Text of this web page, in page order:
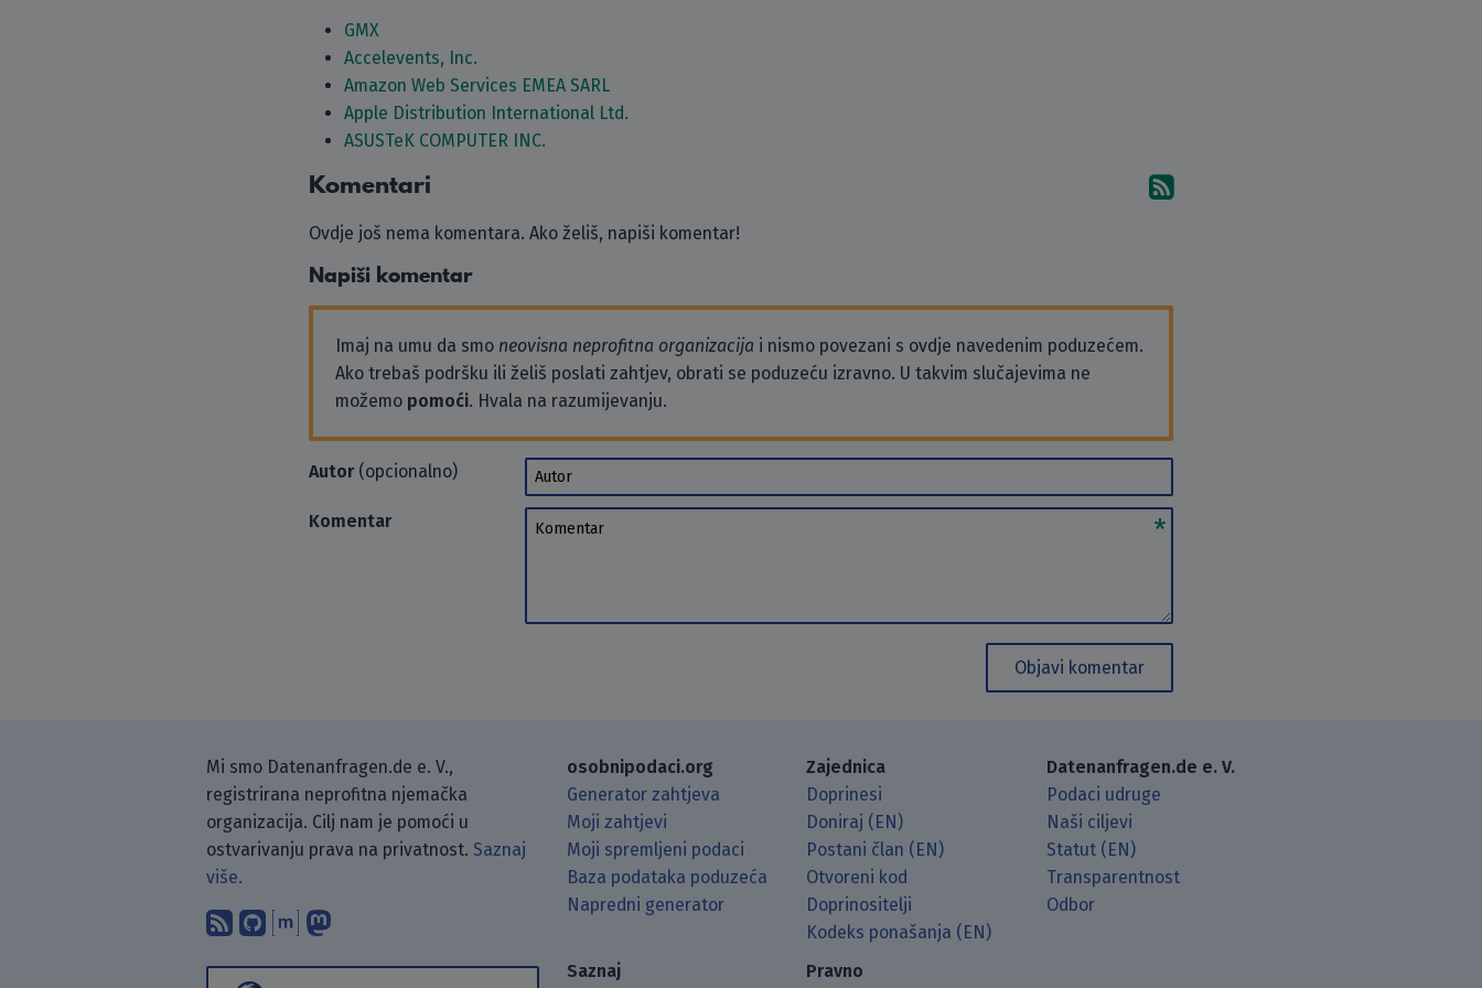
GMX
Accelevents, Inc.
Amazon Web Services EMEA SARL
Apple Distribution International Ltd.
ASUSTeK COMPUTER INC.
Komentari Pretplati se na komentare
Ovdje još nema komentara. Ako želiš, napiši komentar!
Napiši komentar
Imaj na umu da smo neovisna neprofitna organizacija i nismo povezani s ovdje navedenim poduzećem.
Ako trebaš podršku ili želiš poslati zahtjev, obrati se poduzeću izravno. U takvim slučajevima ne
možemo pomoći. Hvala na razumijevanju.
Autor(opcionalno) Autor
Komentar Komentar
Objavi komentar
Mi smo Datenanfragen.de e. V.,
registrirana neprofitna njemačka
organizacija. Cilj nam je pomoći u
ostvarivanju prava na privatnost. Saznaj
više.
Pretplati se na naš blog koristeći RSS čitač.
Pronađi nas na GitHubu.
Raspravljaj s nama putem Matrixa.
Prati nas na Mastodonu.
osobnipodaci.org
Generator zahtjeva
Moji zahtjevi
Moji spremljeni podaci
Baza podataka poduzeća
Napredni generator
Zajednica
Doprinesi
Doniraj (EN)
Postani član (EN)
Otvoreni kod
Doprinositelji
Kodeks ponašanja (EN)
Datenanfragen.de e. V.
Podaci udruge
Naši ciljevi
Statut (EN)
Transparentnost
Odbor
Saznaj
Pravno